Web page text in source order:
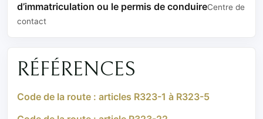
d’immatriculation ou le permis de conduireCentre de
contact
RÉFÉRENCES
Code de la route : articles R323-1 à R323-5